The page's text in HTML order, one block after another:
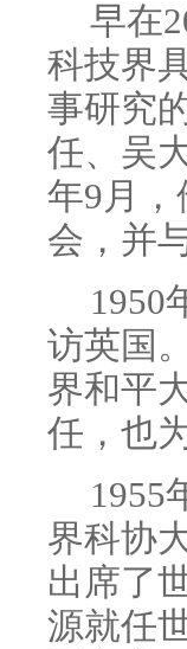
早在
科技界
事研究
任、吴
年9月
会，并
1950
访英国
界和平
任，也
1955
界科协
出席了
源就任